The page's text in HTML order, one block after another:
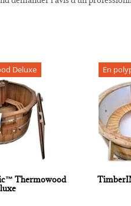
Deluxe
Thermowood
En